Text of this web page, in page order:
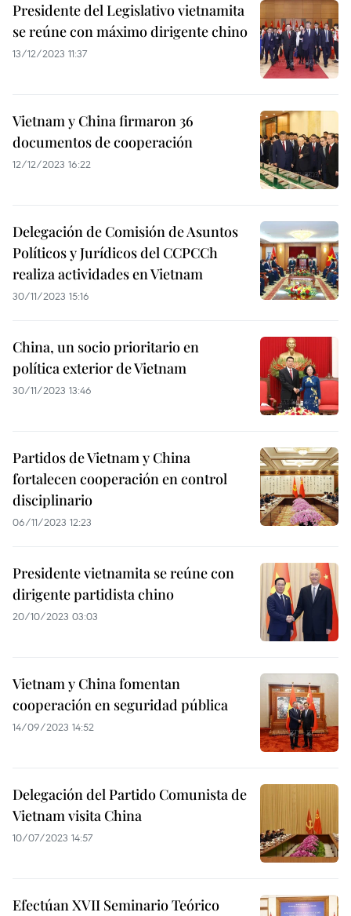
Presidente del Legislativo vietnamita
se reúne con máximo dirigente chino
13/12/2023 11:37
Vietnam y China firmaron 36
documentos de cooperación
12/12/2023 16:22
Delegación de Comisión de Asuntos
Políticos y Jurídicos del CCPCCh
realiza actividades en Vietnam
30/11/2023 15:16
China, un socio prioritario en
política exterior de Vietnam
30/11/2023 13:46
Partidos de Vietnam y China
fortalecen cooperación en control
disciplinario
06/11/2023 12:23
Presidente vietnamita se reúne con
dirigente partidista chino
20/10/2023 03:03
Vietnam y China fomentan
cooperación en seguridad pública
14/09/2023 14:52
Delegación del Partido Comunista de
Vietnam visita China
10/07/2023 14:57
Efectúan XVII Seminario Teórico